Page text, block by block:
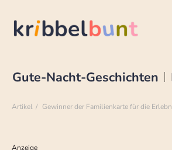
Gute-Nacht-Geschichten
Artikel Gewinner der Familienkarte für die
Anzeige